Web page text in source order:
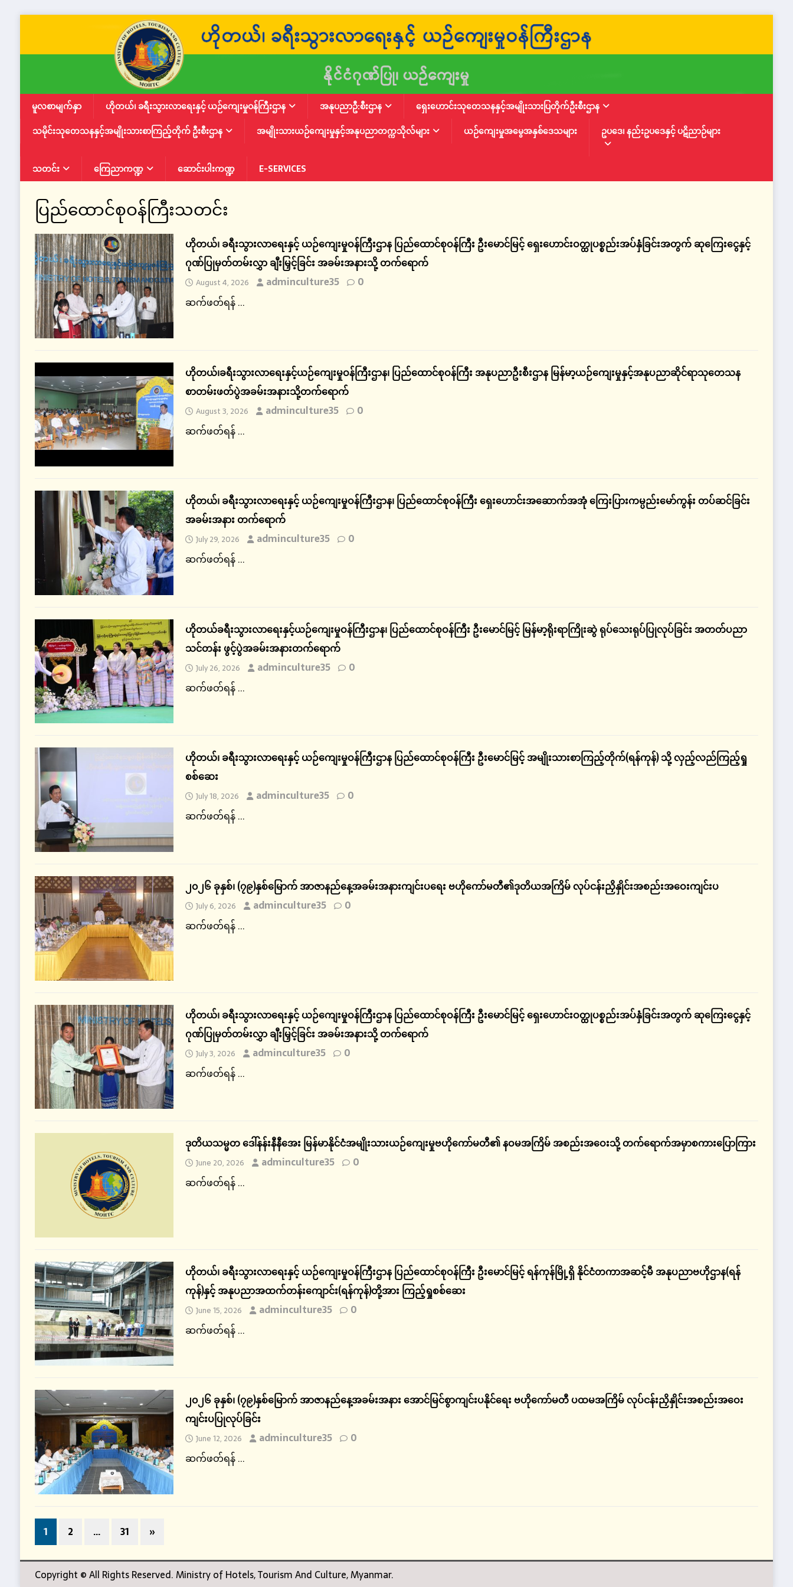
မူလစာမျက်နှာ ဟိုတယ်၊ ခရီးသွားလာရေးနှင့် ယဉ်ကျေးမှုဝန်ကြီးဌာန အနုပညာဦ:စီးဌာန
ရှေးဟောင်းသုတေသနနှင့်အမျိုးသားပြတိုက်ဦးစီးဌာန
သမိုင်းသုတေသနနှင့်အမျိုးသားစာကြည့်တိုက် ဦးစီးဌာန
အမျိုးသားယဉ်ကျေးမှုနှင့်အနုပညာတက္ကသိုလ်များ ယဉ်ကျေးမှုအမွေအနှစ်ဒေသများ ဥပဒေ၊ နည်းဥပဒေနှင့် ပဋိညာဉ်များ
သတင်း ကြေညာကဏ္ဍ ဆောင်းပါးကဏ္ဍ E-SERVICES
ပြည်ထောင်စုဝန်ကြီးသတင်း
ဟိုတယ်၊ ခရီးသွားလာရေးနှင့် ယဉ်ကျေးမှုဝန်ကြီးဌာန ပြည်ထောင်စုဝန်ကြီး ဦးမောင်မြင့် ရှေးဟောင်းဝတ္ထုပစ္စည်းအပ်နှံခြင်းအတွက် ဆုကြေးငွေနှင့်
ဂုဏ်ပြုမှတ်တမ်းလွှာ ချီးမြှင့်ခြင်း အခမ်းအနားသို့ တက်ရောက်
August 4, 2026 adminculture35
0
ဆက်ဖတ်ရန် ...
ဟိုတယ်၊ခရီးသွားလာရေးနှင့်ယဉ်ကျေးမှုဝန်ကြီးဌာန၊ ပြည်ထောင်စုဝန်ကြီး အနုပညာဦးစီးဌာန မြန်မာ့ယဉ်ကျေးမှုနှင့်အနုပညာဆိုင်ရာသုတေသန
စာတမ်းဖတ်ပွဲအခမ်းအနားသို့တက်ရောက်
August 3, 2026 adminculture35
0
ဆက်ဖတ်ရန် ...
ဟိုတယ်၊ ခရီးသွားလာရေးနှင့် ယဉ်ကျေးမှုဝန်ကြီးဌာန၊ ပြည်ထောင်စုဝန်ကြီး ရှေးဟောင်းအဆောက်အအုံ ကြေးပြားကမ္ပည်းမော်ကွန်း တပ်ဆင်ခြင်း
အခမ်းအနား တက်ရောက်
July 29, 2026 adminculture35
0
ဆက်ဖတ်ရန် ...
ဟိုတယ်ခရီးသွားလာရေးနှင့်ယဉ်ကျေးမှုဝန်ကြီးဌာန၊ ပြည်ထောင်စုဝန်ကြီး ဦးမောင်မြင့် မြန်မာ့ရိုးရာကြိုးဆွဲ ရုပ်သေးရုပ်ပြုလုပ်ခြင်း အတတ်ပညာ
သင်တန်း ဖွင့်ပွဲအခမ်းအနားတက်ရောက်
July 26, 2026 adminculture35
0
ဆက်ဖတ်ရန် ...
ဟိုတယ်၊ ခရီးသွားလာရေးနှင့် ယဉ်ကျေးမှုဝန်ကြီးဌာန ပြည်ထောင်စုဝန်ကြီး ဦးမောင်မြင့် အမျိုးသားစာကြည့်တိုက်(ရန်ကုန်) သို့ လှည့်လည်ကြည့်ရှု
စစ်ဆေး
July 18, 2026 adminculture35
0
ဆက်ဖတ်ရန် ...
၂၀၂၆ ခုနှစ်၊ (၇၉)နှစ်မြောက် အာဇာနည်နေ့အခမ်းအနားကျင်းပရေး ဗဟိုကော်မတီ၏ဒုတိယအကြိမ် လုပ်ငန်းညှိနှိုင်းအစည်းအဝေးကျင်းပ
July 6, 2026 adminculture35
0
ဆက်ဖတ်ရန် ...
ဟိုတယ်၊ ခရီးသွားလာရေးနှင့် ယဉ်ကျေးမှုဝန်ကြီးဌာန ပြည်ထောင်စုဝန်ကြီး ဦးမောင်မြင့် ရှေးဟောင်းဝတ္ထုပစ္စည်းအပ်နှံခြင်းအတွက် ဆုကြေးငွေနှင့်
ဂုဏ်ပြုမှတ်တမ်းလွှာ ချီးမြှင့်ခြင်း အခမ်းအနားသို့ တက်ရောက်
July 3, 2026 adminculture35
0
ဆက်ဖတ်ရန် ...
ဒုတိယသမ္မတ ဒေါ်နန်းနီနီအေး မြန်မာနိုင်ငံအမျိုးသားယဉ်ကျေးမှုဗဟိုကော်မတီ၏ နဝမအကြိမ် အစည်းအဝေးသို့ တက်ရောက်အမှာစကားပြောကြား
June 20, 2026 adminculture35
0
ဆက်ဖတ်ရန် ...
ဟိုတယ်၊ ခရီးသွားလာရေးနှင့် ယဉ်ကျေးမှုဝန်ကြီးဌာန ပြည်ထောင်စုဝန်ကြီး ဦးမောင်မြင့် ရန်ကုန်မြို့ရှိ နိုင်ငံတကာအဆင့်မီ အနုပညာဗဟိုဌာန(ရန်
ကုန်)နှင့် အနုပညာအထက်တန်းကျောင်း(ရန်ကုန်)တို့အား ကြည့်ရှုစစ်ဆေး
June 15, 2026 adminculture35
0
ဆက်ဖတ်ရန် ...
၂၀၂၆ ခုနှစ်၊ (၇၉)နှစ်မြောက် အာဇာနည်နေ့အခမ်းအနား အောင်မြင်စွာကျင်းပနိုင်ရေး ဗဟိုကော်မတီ ပထမအကြိမ် လုပ်ငန်းညှိနှိုင်းအစည်းအဝေး
ကျင်းပပြုလုပ်ခြင်း
June 12, 2026 adminculture35
0
ဆက်ဖတ်ရန် ...
1 2 … 31 »
Copyright © All Rights Reserved. Ministry of Hotels, Tourism And Culture, Myanmar.